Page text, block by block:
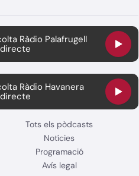
Ràdio Palafrugell
Ràdio Havanera
Tots els pòdcasts
Notícies
Programació
Avís legal